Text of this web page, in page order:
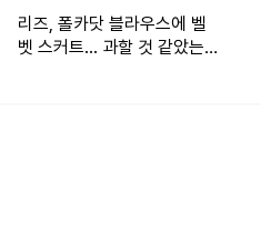
다. 화려한 액세서리 없이도
선을 사로잡는 백지헌의 스타
리즈, 폴카닷 블라우스에 벨
벳 스커트... 과할 것 같았는데